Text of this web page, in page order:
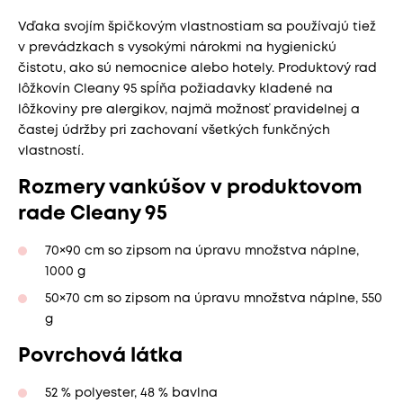
Vďaka svojím špičkovým vlastnostiam sa používajú tiež
v prevádzkach s vysokými nárokmi na hygienickú
čistotu, ako sú nemocnice alebo hotely. Produktový rad
lôžkovín Cleany 95 spĺňa požiadavky kladené na
lôžkoviny pre alergikov, najmä možnosť pravidelnej a
častej údržby pri zachovaní všetkých funkčných
vlastností.
Rozmery vankúšov v produktovom
rade Cleany 95
70×90 cm so zipsom na úpravu množstva náplne,
1000 g
50×70 cm so zipsom na úpravu množstva náplne, 550
g
Povrchová látka
52 % polyester, 48 % bavlna